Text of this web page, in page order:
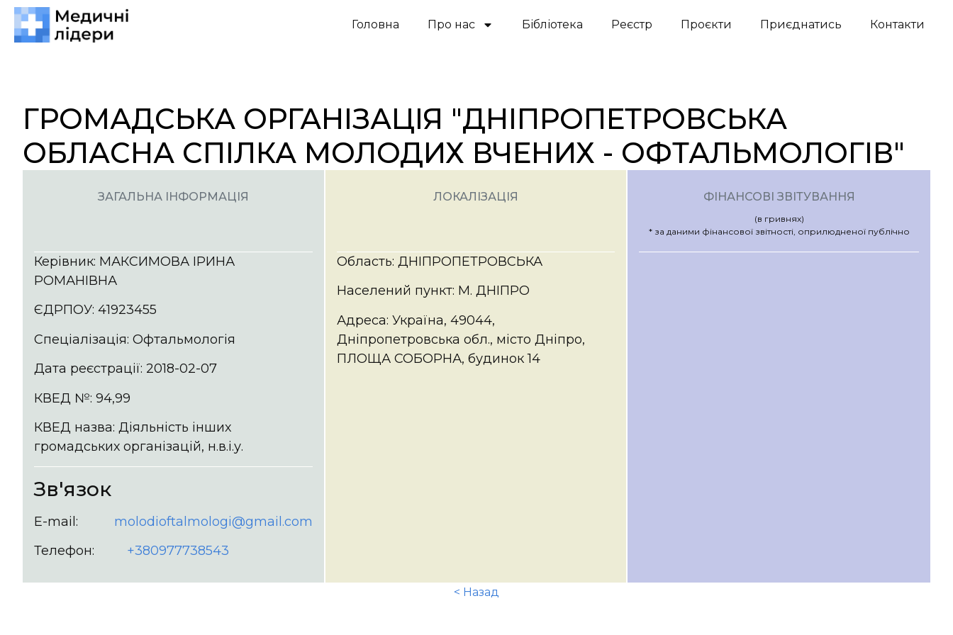
Головна Про нас Бібліотека Реєстр Проєкти Приєднатись Контакти
ГРОМАДСЬКА ОРГАНІЗАЦІЯ "ДНІПРОПЕТРОВСЬКА
ОБЛАСНА СПІЛКА МОЛОДИХ ВЧЕНИХ - ОФТАЛЬМОЛОГІВ"
ЗАГАЛЬНА ІНФОРМАЦІЯ
Керівник: МАКСИМОВА ІРИНА
РОМАНІВНА
ЄДРПОУ: 41923455
Спеціалізація: Офтальмологія
Дата реєстрації: 2018-02-07
КВЕД №: 94,99
КВЕД назва: Діяльність інших
громадських організацій, н.в.і.у.
Зв'язок
E-mail:
molodioftalmologi@gmail.com
Телефон:
+380977738543
ЛОКАЛІЗАЦІЯ
Область: ДНІПРОПЕТРОВСЬКА
Населений пункт: М. ДНІПРО
Адреса: Україна, 49044,
Дніпропетровська обл., місто Дніпро,
ПЛОЩА СОБОРНА, будинок 14
ФІНАНСОВІ ЗВІТУВАННЯ
(в гривнях)
* за даними фінансової звітності, оприлюдненої публічно
< Назад